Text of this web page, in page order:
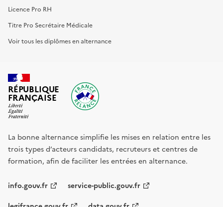
Licence Pro RH
Titre Pro Secrétaire Médicale
Voir tous les diplômes en alternance
RÉPUBLIQUE
FRANÇAISE
La bonne alternance simplifie les mises en relation entre les
trois types d’acteurs candidats, recruteurs et centres de
formation, afin de faciliter les entrées en alternance.
info.gouv.fr service-public.gouv.fr